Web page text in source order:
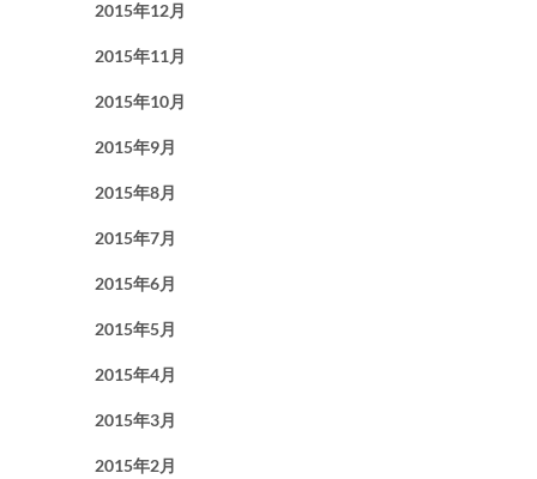
2015年12月
2015年11月
2015年10月
2015年9月
2015年8月
2015年7月
2015年6月
2015年5月
2015年4月
2015年3月
2015年2月